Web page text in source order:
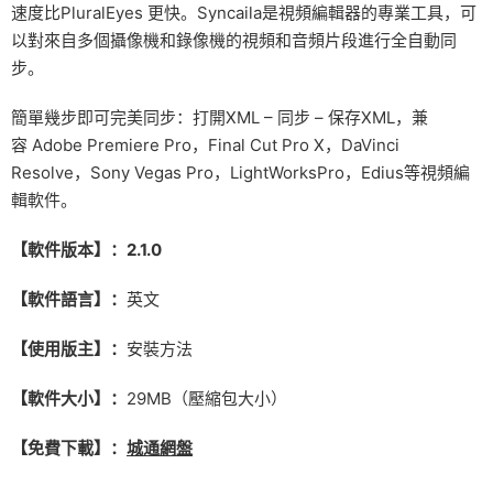
速度比PluralEyes 更快。Syncaila是視頻編輯器的專業工具，可
以對來自多個攝像機和錄像機的視頻和音頻片段進行全自動同
步。
簡單幾步即可完美同步：打開XML – 同步 – 保存XML，兼
容 Adobe Premiere Pro，Final Cut Pro X，DaVinci
Resolve，Sony Vegas Pro，LightWorksPro，Edius等視頻編
輯軟件。
【軟件版本】：2.1.0
【軟件語言】： 英文
【使用版主】： 安裝方法
【軟件大小】： 29MB（壓縮包大小）
【免費下載】： 城通網盤